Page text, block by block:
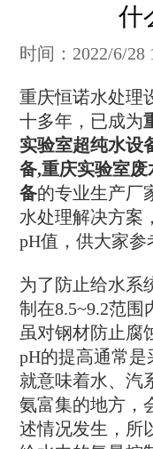
什
时间：2022/6/28
重庆恒诺水处理
十多年，已成为
实验室超纯水设
备,重庆实验室
备的专业生产厂
水处理解决方案
pH值，供大家参
为了防止给水系
制在8.5~9.2范围
虽对钢材防止腐
pH的提高通常是
就意味着水、汽
氨富集的地方，
述情况发生，所